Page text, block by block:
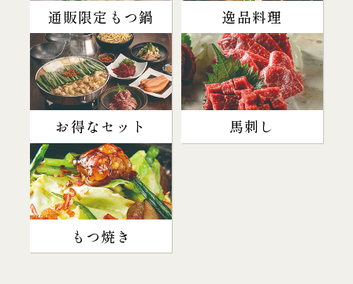
通販限定もつ鍋 逸品料理
お得なセット 馬刺し
もつ焼き